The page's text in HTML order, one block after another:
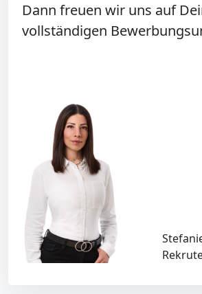
Dann freuen wir uns auf
vollständigen